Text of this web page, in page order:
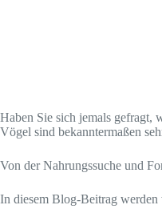
Haben Sie sich jemals gefragt,
Vögel sind bekanntermaßen
Von der Nahrungssuche und
In diesem Blog-Beitrag werden